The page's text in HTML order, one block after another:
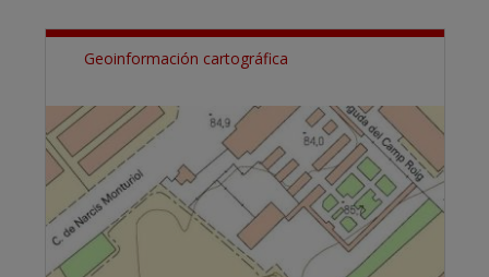
Geoinformación cartográfica